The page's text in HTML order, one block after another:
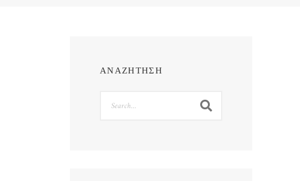
ΑΝΑΖΗΤΗΣΗ